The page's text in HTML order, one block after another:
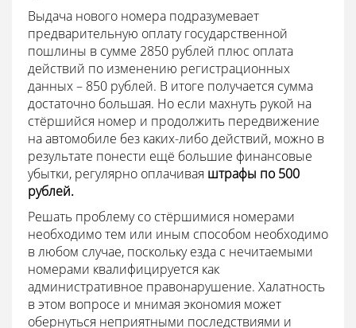
Выдача нового номера подразумевает
предварительную оплату государственной
пошлины в сумме 2850 рублей плюс оплата
действий по изменению регистрационных
данных – 850 рублей. В итоге получается сумма
достаточно большая. Но если махнуть рукой на
стёршийся номер и продолжить передвижение
на автомобиле без каких-либо действий, можно в
результате понести ещё большие финансовые
убытки, регулярно оплачивая штрафы по 500
рублей.
Решать проблему со стёршимися номерами
необходимо тем или иным способом необходимо
в любом случае, поскольку езда с нечитаемыми
номерами квалифицируется как
административное правонарушение. Халатность
в этом вопросе и мнимая экономия может
обернуться неприятными последствиями и